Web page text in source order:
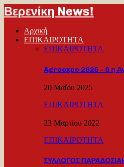
Βερενίκη News!
Αρχική
ΕΠΙΚΑΙΡΟΤΗΤΑ
ΕΠΙΚΑΙΡΟΤΗΤΑ
Agroexpo 2025 – 6 η
20 Μαΐου 2025
ΕΠΙΚΑΙΡΟΤΗΤΑ
23 Μαρτίου 2022
ΕΠΙΚΑΙΡΟΤΗΤΑ
ΣΥΛΛΟΓΟΣ